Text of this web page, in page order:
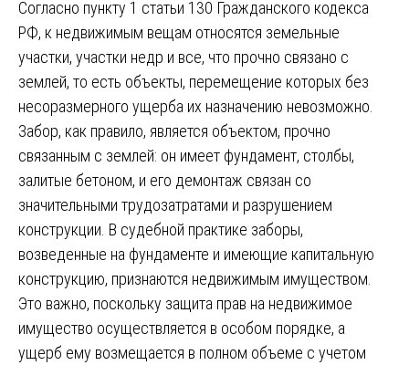
Согласно пункту 1 статьи 130 Гражданского кодекса
РФ, к недвижимым вещам относятся земельные
участки, участки недр и все, что прочно связано с
землей, то есть объекты, перемещение которых без
несоразмерного ущерба их назначению невозможно.
Забор, как правило, является объектом, прочно
связанным с землей: он имеет фундамент, столбы,
залитые бетоном, и его демонтаж связан со
значительными трудозатратами и разрушением
конструкции. В судебной практике заборы,
возведенные на фундаменте и имеющие капитальную
конструкцию, признаются недвижимым имуществом.
Это важно, поскольку защита прав на недвижимое
имущество осуществляется в особом порядке, а
ущерб ему возмещается в полном объеме с учетом